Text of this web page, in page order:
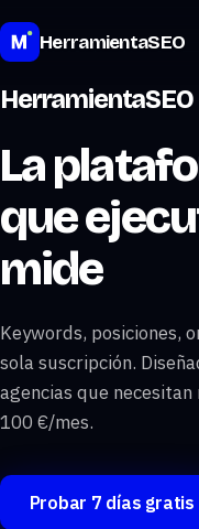
HerramientaSEO
HerramientaSEO
La
que
mide
Keywords, posiciones,
sola suscripción.
agencias que
100 €/mes.
Probar 7 días gratis